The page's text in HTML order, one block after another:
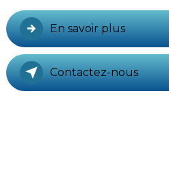
En savoir plus
Contactez-nous